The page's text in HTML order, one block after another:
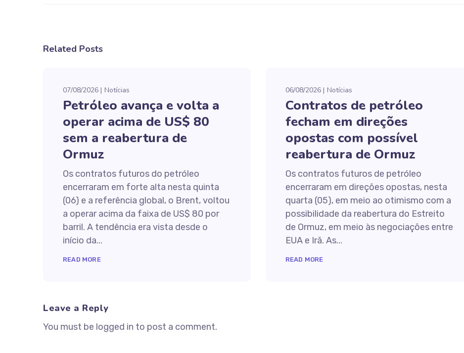
Related Posts
07/08/2026 Notícias
Petróleo avança e volta a
operar acima de US$ 80
sem a reabertura de
Ormuz
Os contratos futuros do petróleo
encerraram em forte alta nesta quinta
(06) e a referência global, o Brent, voltou
a operar acima da faixa de US$ 80 por
barril. A tendência era vista desde o
início da...
READ MORE
06/08/2026 Notícias
Contratos de petróleo
fecham em direções
opostas com possível
reabertura de Ormuz
Os contratos futuros de petróleo
encerraram em direções opostas, nesta
quarta (05), em meio ao otimismo com a
possibilidade da reabertura do Estreito
de Ormuz, em meio às negociações entre
EUA e Irã. As...
READ MORE
Leave a Reply
You must be logged in to post a comment.